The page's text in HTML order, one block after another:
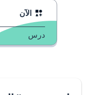
الآن
درس